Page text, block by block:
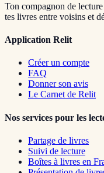
Ton compagnon de
tes livres entre voisins et
Application Relit
Créer un compte
FAQ
Donner son avis
Le Carnet de Relit
Nos services pour les
Partage de livres
Suivi de lecture
Boîtes à livres en